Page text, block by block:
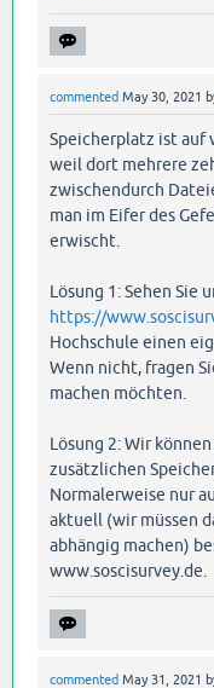
commented May 30, 2021
Speicherplatz ist auf
weil dort mehrere
zwischendurch
man im Eifer des
erwischt.
Lösung 1: Sehen Sie
https://
Hochschule einen
Wenn nicht, fragen
machen möchten.
Lösung 2: Wir
zusätzlichen
Normalerweise nur
aktuell (wir müssen
abhängig machen)
www.soscisurvey.de.
commented May 31, 2021